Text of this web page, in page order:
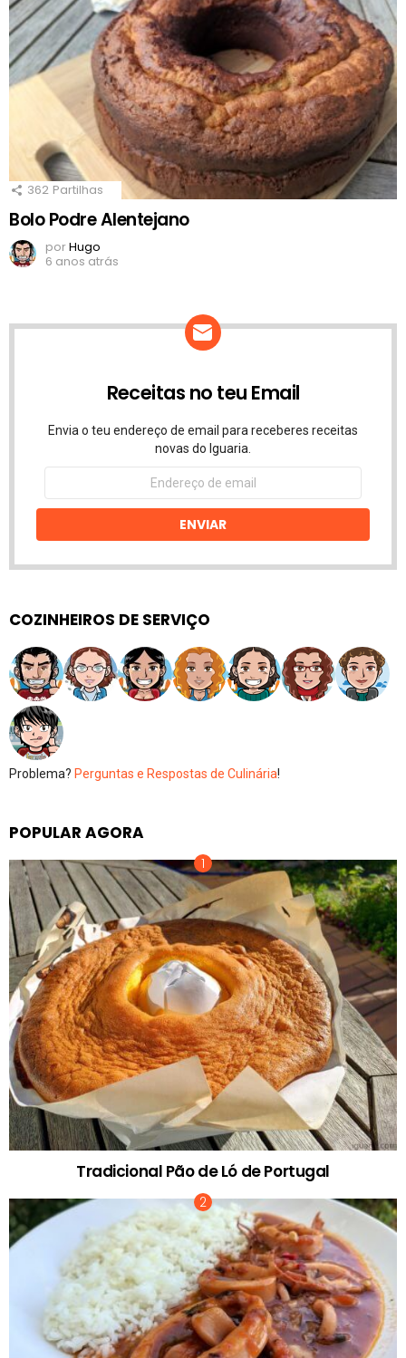
362 Partilhas
Bolo Podre Alentejano
porHugo
6 anos atrás
Receitas no teu Email
Envia o teu endereço de email para receberes receitas
novas do Iguaria.
Endereço
email
ENVIAR
COZINHEIROS DE SERVIÇO
Problema? Perguntas e Respostas de Culinária!
POPULAR AGORA
Tradicional Pão de Ló de Portugal